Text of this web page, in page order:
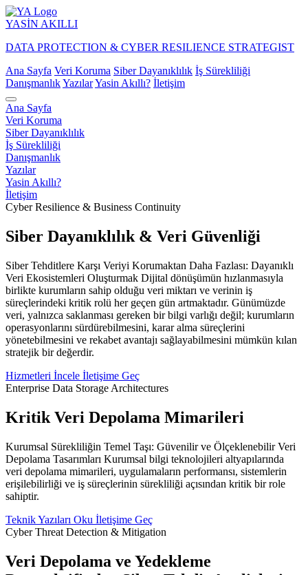
YASİN AKILLI
DATA PROTECTION & CYBER RESILIENCE STRATEGIST
Ana Sayfa Veri Koruma Siber Dayanıklılık İş Sürekliliği
DanışmanlıkYazılarYasin Akıllı? İletişim
Ana Sayfa
Veri Koruma
Siber Dayanıklılık
İş Sürekliliği
Danışmanlık
Yazılar
Yasin Akıllı?
İletişim
Cyber Resilience & Business Continuity
Siber Dayanıklılık & Veri Güvenliği
Siber Tehditlere Karşı Veriyi Korumaktan Daha Fazlası: Dayanıklı
Veri Ekosistemleri Oluşturmak Dijital dönüşümün hızlanmasıyla
birlikte kurumların sahip olduğu veri miktarı ve verinin iş
süreçlerindeki kritik rolü her geçen gün artmaktadır. Günümüzde
veri, yalnızca saklanması gereken bir bilgi varlığı değil; kurumların
operasyonlarını sürdürebilmesini, karar alma süreçlerini
yönetebilmesini ve rekabet avantajı sağlayabilmesini mümkün kılan
stratejik bir değerdir.
Hizmetleri İncele İletişime Geç
Enterprise Data Storage Architectures
Kritik Veri Depolama Mimarileri
Kurumsal Sürekliliğin Temel Taşı: Güvenilir ve Ölçeklenebilir Veri
Depolama Tasarımları Kurumsal bilgi teknolojileri altyapılarında
veri depolama mimarileri, uygulamaların performansı, sistemlerin
erişilebilirliği ve iş süreçlerinin sürekliliği açısından kritik bir role
sahiptir.
Teknik Yazıları Oku İletişime Geç
Cyber Threat Detection & Mitigation
Veri Depolama ve Yedekleme